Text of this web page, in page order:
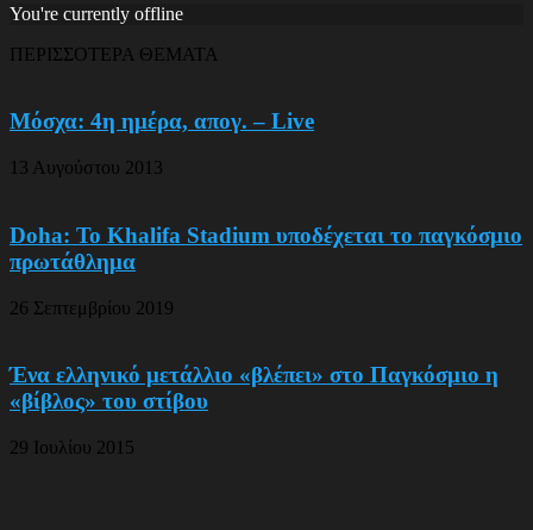
You're currently offline
ΠΕΡΙΣΣΟΤΕΡΑ ΘΕΜΑΤΑ
Μόσχα: 4η ημέρα, απογ. – Live
13 Αυγούστου 2013
Doha: Το Khalifa Stadium υποδέχεται το παγκόσμιο
πρωτάθλημα
26 Σεπτεμβρίου 2019
Ένα ελληνικό μετάλλιο «βλέπει» στο Παγκόσμιο η
«βίβλος» του στίβου
29 Ιουλίου 2015